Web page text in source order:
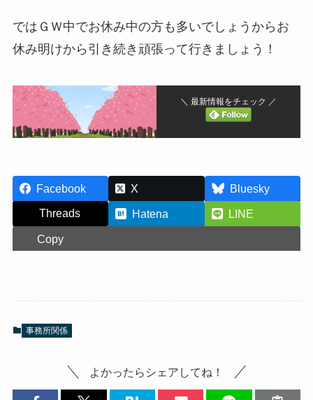
ではＧＷ中でお休み中の方も多いでしょうからお
休み明けから引き続き頑張って行きましょう！
＼ 最新情報をチェック ／
Facebook X
Bluesky
Threads
Hatena
LINE
Copy
事務所関係
よかったらシェアしてね！